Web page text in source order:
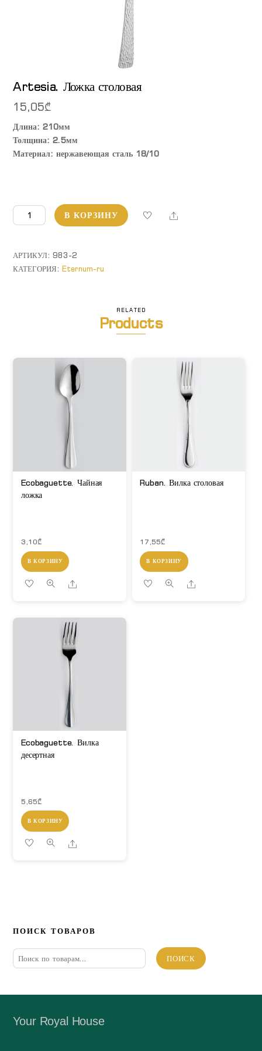
Artesia. Ложка столовая
15,05₾
Длина: 210мм
Толщина: 2.5мм
Материал: нержавеющая сталь 18/10
Количество
товара
Ложка
столовая
В КОРЗИНУ Share
АРТИКУЛ:983-2
КАТЕГОРИЯ:Eternum-ru
RELATED
Products
Ecobaguette. Чайная
ложка
3,10₾
В КОРЗИНУ
Share
Ruban. Вилка столовая
17,55₾
В КОРЗИНУ
Share
Ecobaguette. Вилка
десертная
5,65₾
В КОРЗИНУ
Share
ПОИСК ТОВАРОВ
Искать:
ПОИСК
Your Royal House